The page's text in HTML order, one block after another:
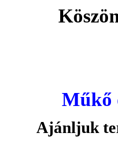
Műkő
Ajánljuk